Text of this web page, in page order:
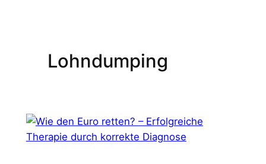
Lohndumping